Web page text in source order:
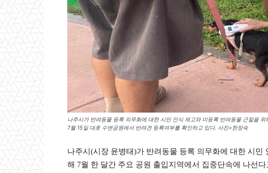
나주시가 반려동물 등록 의무화에 대한 시민 인식 제고와 미등록 반려동물 근절을
7월 15일 대호 수변공원에서 반려견 등록여부를 확인하고 있다. 사진=한장숙
나주시(시장 윤병태)가 반려동물 등록 의무화에 대한 시민
해 7월 한 달간 주요 공원 출입지역에서 집중단속에 나선다